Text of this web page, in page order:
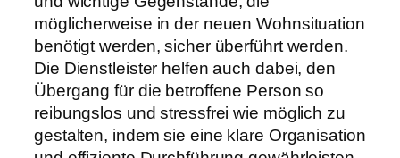
möglicherweise in der neuen Wohnsituation
benötigt werden, sicher überführt werden.
Die Dienstleister helfen auch dabei, den
Übergang für die betroffene Person so
reibungslos und stressfrei wie möglich zu
gestalten, indem sie eine klare Organisation